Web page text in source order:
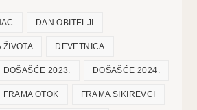
DAN OBITELJI
ŽIVOTA DEVETNICA
DOŠAŠĆE 2023. DOŠAŠĆE 2024.
FRAMA OTOK FRAMA SIKIREVCI